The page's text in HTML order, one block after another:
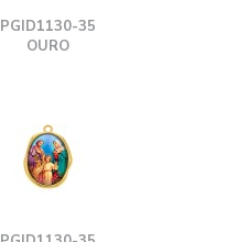
PGID1130-35
OURO